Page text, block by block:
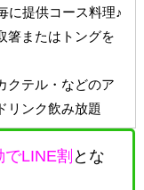
に提供コース料理♪
箸またはトングを
クテル・などのア
リンク飲み放題
でLINE割 とな